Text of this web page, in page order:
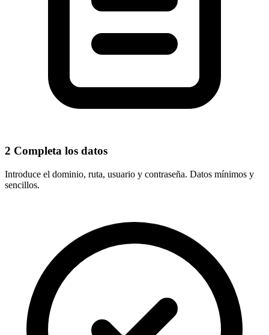
2 Completa los datos
Introduce el dominio, ruta, usuario y contraseña. Datos mínimos y
sencillos.